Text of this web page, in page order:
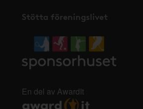
Stötta föreningslivet
En del av AwardIt